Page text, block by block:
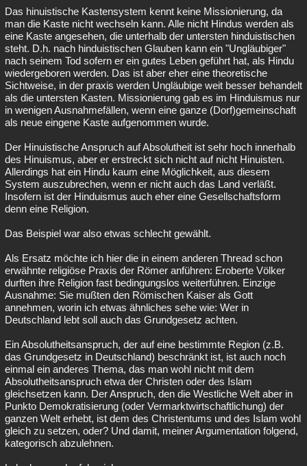
Das hinuistische Kastensystem kennt keine Missionierung, da
man die Kaste nicht wechseln kann. Alle nicht Hindus werden als
eine Kaste angesehen, die unterhalb der untersten hinduistischen
steht. D.h. nach hinduistischen Glauben kann ein "Ungläubiger"
nach seinem Tod sofern er ein gutes Leben geführt hat, als Hindu
wiedergeboren werden. Das ist aber eher eine theoretische
Sichtweise, in der praxis werden Ungläubige weit besser behandelt
als die untersten Kasten. Missionierung gab es im Hinduismus nur
in wenigen Ausnahmefällen, wenn eine ganze (Dorf)gemeinschaft
als neue eingene Kaste aufgenommen wurde.
Der Hinuistische Anspruch auf Absolutheit ist sehr hoch innerhalb
des Hinuismus, aber er erstreckt sich nicht auf nicht Hinuisten.
Allerdings hat ein Hindu kaum eine Möglichkeit, aus diesem
System auszubrechen, wenn er nicht auch das Land verläßt.
Insofern ist der Hinduismus auch eher eine Gesellschaftsform
denn eine Religion.
Das Beispiel war also etwas schlecht gewählt.
Als Ersatz möchte ich hier die in einem anderen Thread schon
erwähnte religiöse Praxis der Römer anführen: Eroberte Völker
durften ihre Religion fast bedingungslos weiterführen. Einzige
Ausnahme: Sie mußten den Römischen Kaiser als Gott
annehmen, worin ich etwas ähnliches sehe wie: Wer in
Deutschland lebt soll auch das Grundgesetz achten.
Ein Absolutheitsanspruch, der auf eine bestimmte Region (z.B.
das Grundgesetz in Deutschland) beschränkt ist, ist auch noch
einmal ein anderes Thema, das man wohl nicht mit dem
Absolutheitsanspruch etwa der Christen oder des Islam
gleichsetzen kann. Der Anspruch, den die Westliche Welt aber in
Punkto Demokratisierung (oder Vermarktwirtschaftlichung) der
ganzen Welt erhebt, ist dem des Christentums und des Islam wohl
gleich zu setzen, oder? Und damit, meiner Argumentation folgend,
kategorisch abzulehnen.